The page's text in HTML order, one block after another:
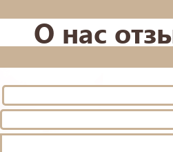
О нас